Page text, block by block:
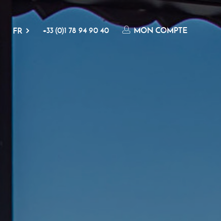
FR +33 (0)1 78 94 90 40 MON COMPTE